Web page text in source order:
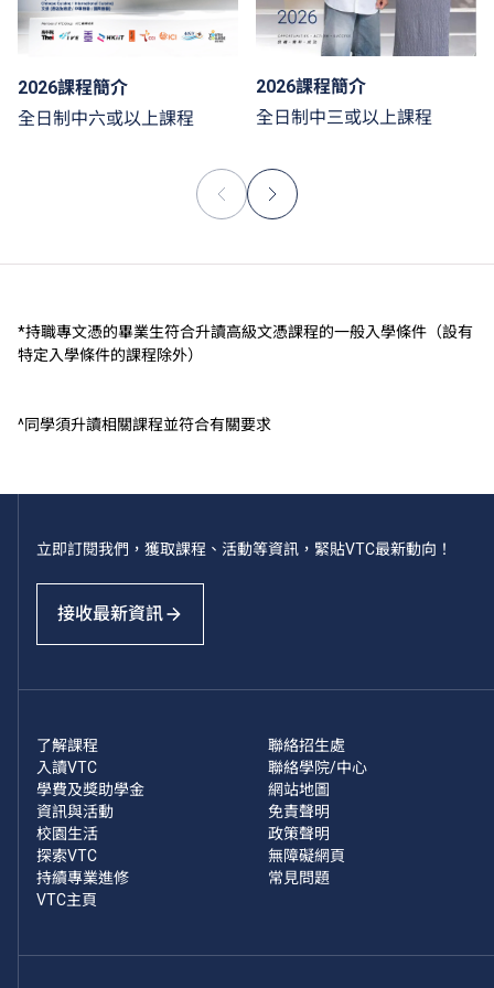
2026課程簡介
全日制中六或以上課程
2026課程簡介
全日制中三或以上課程
*持職專文憑的畢業生符合升讀高級文憑課程的一般入學條件（設有
特定入學條件的課程除外）
^同學須升讀相關課程並符合有關要求
立即訂閱我們，獲取課程、活動等資訊，緊貼VTC最新動向！
接收最新資訊
了解課程
入讀VTC
學費及獎助學金
資訊與活動
校園生活
探索VTC
持續專業進修
VTC主頁
聯絡招生處
聯絡學院/中心
網站地圖
免責聲明
政策聲明
無障礙網頁
常見問題